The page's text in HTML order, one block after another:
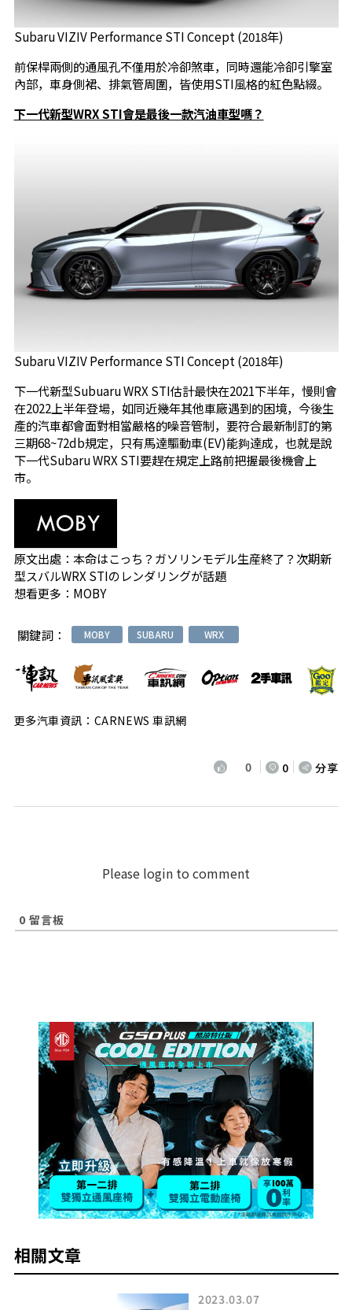
Subaru VIZIV Performance STI Concept (2018年)
前保桿兩側的通風孔不僅用於冷卻煞車，同時還能冷卻引擎室
內部，車身側裙、排氣管周圍，皆使用STI風格的紅色點綴。
下一代新型WRX STI會是最後一款汽油車型嗎？
Subaru VIZIV Performance STI Concept (2018年)
下一代新型Subuaru WRX STI估計最快在2021下半年，慢則會
在2022上半年登場，如同近幾年其他車廠遇到的困境，今後生
產的汽車都會面對相當嚴格的噪音管制，要符合最新制訂的第
三期68~72db規定，只有馬達驅動車(EV)能夠達成，也就是說
下一代Subaru WRX STI要趕在規定上路前把握最後機會上
市。
原文出處： 本命はこっち？ガソリンモデル生産終了？次期新
型スバルWRX STIのレンダリングが話題
想看更多： MOBY
關鍵詞： MOBY SUBARU WRX
更多汽車資訊：CARNEWS 車訊網
0 0 分享
Please login to comment
0 留言板
相關文章
2023.03.07